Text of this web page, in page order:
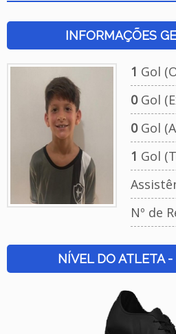
INFORMAÇÕES
1 Gol
0Gol
0Gol
1 Gol
Nº de
NÍVEL DO ATLETA